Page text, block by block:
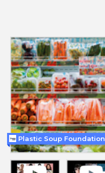
Plastic Soup Foundation